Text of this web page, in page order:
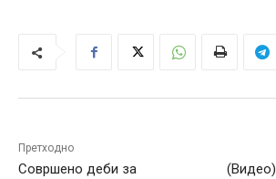
Претходно
Совршено деби за